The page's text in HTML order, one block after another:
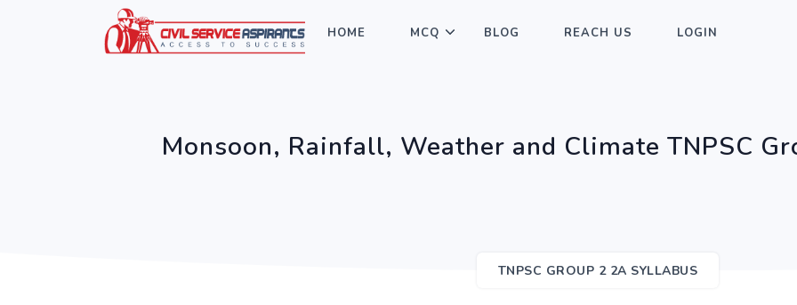
HOME MCQ BLOG REACH US LOGIN
Monsoon, Rainfall, Weather and Climate TNPSC
TNPSC GROUP 2 2A SYLLABUS